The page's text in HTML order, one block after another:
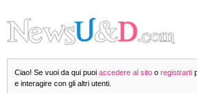
Ciao! Se vuoi da qui puoi accedere al sito o registrarti
e interagire con gli altri utenti.